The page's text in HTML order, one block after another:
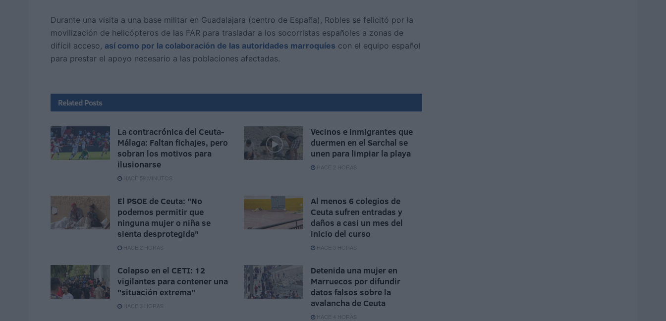
Durante una visita a una base militar en Guadalajara (centro de España), Robles se felicitó por la
movilización de helicópteros de las FAR para trasladar a los socorristas españoles a zonas de
difícil acceso, así como por la colaboración de las autoridades marroquíes con el equipo español
para prestar el apoyo necesario a las poblaciones afectadas.
Related Posts
La contracrónica del Ceuta-
Málaga: Faltan fichajes, pero
sobran los motivos para
ilusionarse
HACE 59 MINUTOS
Vecinos e inmigrantes que
duermen en el Sarchal se
unen para limpiar la playa
HACE 2 HORAS
El PSOE de Ceuta: "No
podemos permitir que
ninguna mujer o niña se
sienta desprotegida"
HACE 2 HORAS
Al menos 6 colegios de
Ceuta sufren entradas y
daños a casi un mes del
inicio del curso
HACE 3 HORAS
Colapso en el CETI: 12
vigilantes para contener una
"situación extrema"
HACE 3 HORAS
Detenida una mujer en
Marruecos por difundir
datos falsos sobre la
avalancha de Ceuta
HACE 4 HORAS